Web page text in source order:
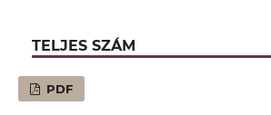
TELJES SZÁM
PDF